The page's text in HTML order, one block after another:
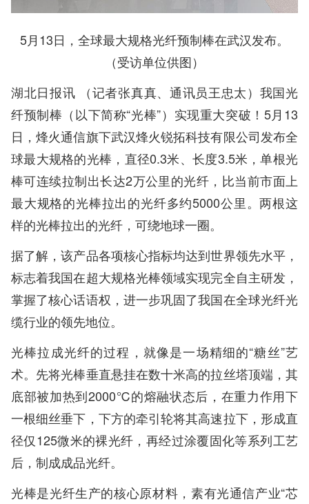
5月13日，全球最大规格光纤预制棒在武汉发布。
（受访单位供图）
湖北日报讯 （记者张真真、通讯员王忠太）我国光
纤预制棒（以下简称“光棒”）实现重大突破！5月13
日，烽火通信旗下武汉烽火锐拓科技有限公司发布全
球最大规格的光棒，直径0.3米、长度3.5米，单根光
棒可连续拉制出长达2万公里的光纤，比当前市面上
最大规格的光棒拉出的光纤多约5000公里。两根这
样的光棒拉出的光纤，可绕地球一圈。
据了解，该产品各项核心指标均达到世界领先水平，
标志着我国在超大规格光棒领域实现完全自主研发，
掌握了核心话语权，进一步巩固了我国在全球光纤光
缆行业的领先地位。
光棒拉成光纤的过程，就像是一场精细的“糖丝”艺
术。先将光棒垂直悬挂在数十米高的拉丝塔顶端，其
底部被加热到2000℃的熔融状态后，在重力作用下
一根细丝垂下，下方的牵引轮将其高速拉下，形成直
径仅125微米的裸光纤，再经过涂覆固化等系列工艺
后，制成成品光纤。
光棒是光纤生产的核心原材料，素有光通信产业“芯